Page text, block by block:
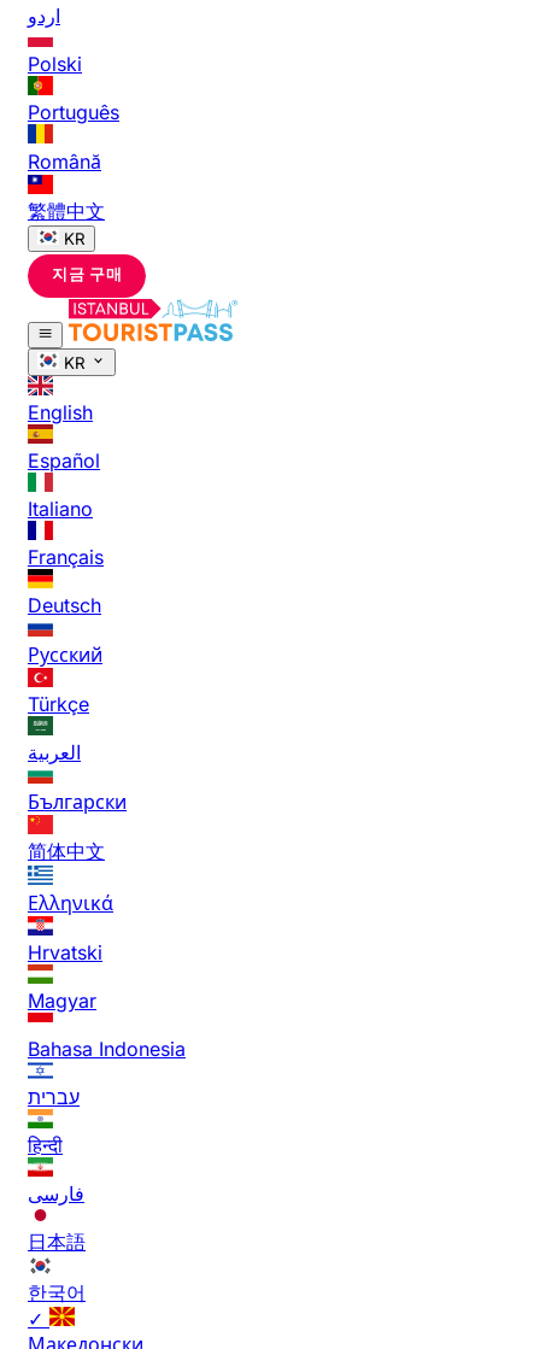
اردو
Polski
Português
Română
繁體中文
KR
지금 구매
KR
English
Español
Italiano
Français
Deutsch
Русский
Türkçe
العربية
Български
简体中文
Ελληνικά
Hrvatski
Magyar
Bahasa Indonesia
עברית
हिन्दी
فارسی
日本語
한국어
✓
Македонски